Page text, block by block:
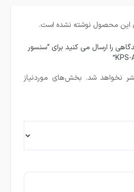
این محصول نوشته نشده است.
را ارسال می کنید برای “سنسور
نخواهد شد. بخش‌های موردنیاز